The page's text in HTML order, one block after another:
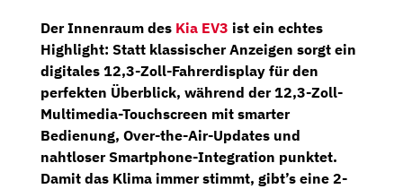
Der Innenraum des Kia EV3 ist ein echtes
Highlight: Statt klassischer Anzeigen sorgt ein
digitales 12,3-Zoll-Fahrerdisplay für den
perfekten Überblick, während der12,3-Zoll-
Multimedia-Touchscreen mit smarter
Bedienung, Over-the-Air-Updates und
nahtloser Smartphone-Integration punktet.
Damit das Klima immer stimmt, gibt’s eine 2-